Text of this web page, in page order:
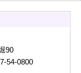
90
54-0800